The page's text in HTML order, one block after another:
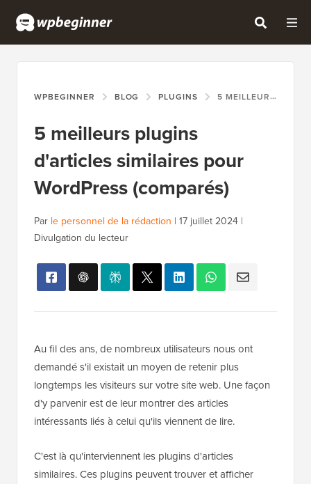
WPBEGINNER BLOG PLUGINS 5 MEILLEURS PLUGINS D'ARTICLES SIMILAIRES POUR WORDPRESS (COMPARÉS)
5 meilleurs plugins
d'articles similaires pour
WordPress (comparés)
Par le personnel de la rédaction | 17 juillet 2024 |
Divulgation du lecteur
Au fil des ans, de nombreux utilisateurs nous ont
demandé s'il existait un moyen de retenir plus
longtemps les visiteurs sur votre site web. Une façon
d'y parvenir est de leur montrer des articles
intéressants liés à celui qu'ils viennent de lire.
C'est là qu'interviennent les plugins d'articles
similaires. Ces plugins peuvent trouver et afficher